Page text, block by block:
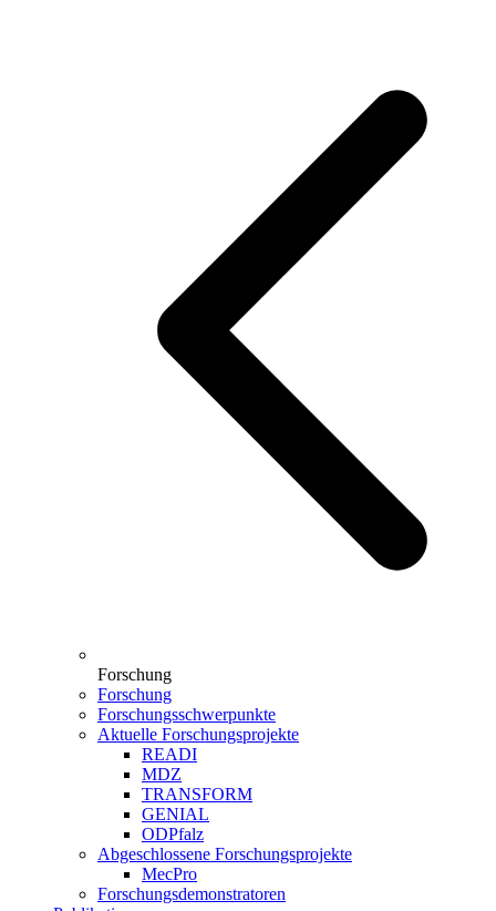
Forschung
Forschung
Forschungsschwerpunkte
Aktuelle Forschungsprojekte
READI
MDZ
TRANSFORM
GENIAL
ODPfalz
Abgeschlossene Forschungsprojekte
MecPro
Forschungsdemonstratoren